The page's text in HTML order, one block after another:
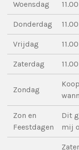
Woensdag
Donderdag
Vrijdag
Zaterdag
Zondag
Zon en
Feestdagen
Dit
mij